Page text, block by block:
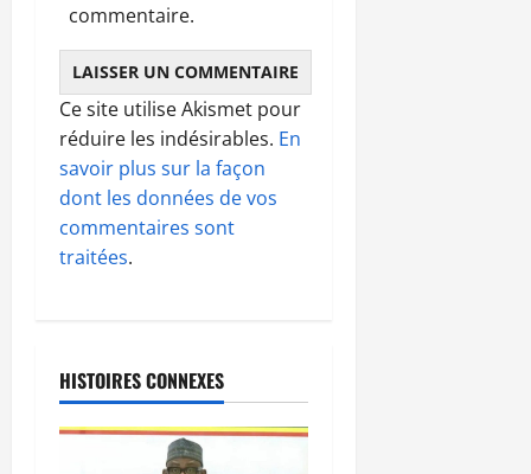
commentaire.
Ce site utilise Akismet pour
réduire les indésirables. En
savoir plus sur la façon
dont les données de vos
commentaires sont
traitées.
HISTOIRES CONNEXES